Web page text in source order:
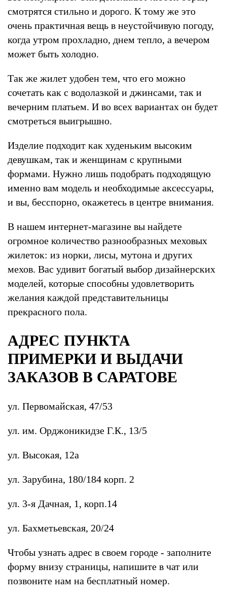
смотрятся стильно и дорого. К тому же это
очень практичная вещь в неустойчивую погоду,
когда утром прохладно, днем тепло, а вечером
может быть холодно.
Так же жилет удобен тем, что его можно
сочетать как с водолазкой и джинсами, так и
вечерним платьем. И во всех вариантах он будет
смотреться выигрышно.
Изделие подходит как худеньким высоким
девушкам, так и женщинам с крупными
формами. Нужно лишь подобрать подходящую
именно вам модель и необходимые аксессуары,
и вы, бесспорно, окажетесь в центре внимания.
В нашем интернет-магазине вы найдете
огромное количество разнообразных меховых
жилеток: из норки, лисы, мутона и других
мехов. Вас удивит богатый выбор дизайнерских
моделей, которые способны удовлетворить
желания каждой представительницы
прекрасного пола.
АДРЕС ПУНКТА
ПРИМЕРКИ И ВЫДАЧИ
ЗАКАЗОВ В САРАТОВЕ
ул. Первомайская, 47/53
ул. им. Орджоникидзе Г.К., 13/5
ул. Высокая, 12а
ул. Зарубина, 180/184 корп. 2
ул. 3-я Дачная, 1, корп.14
ул. Бахметьевская, 20/24
Чтобы узнать адрес в своем городе - заполните
форму внизу страницы, напишите в чат или
позвоните нам на бесплатный номер.